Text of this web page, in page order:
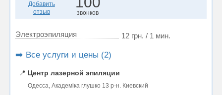
Добавить
отзыв
звонков
Электроэпиляция 12 грн. / 1 мин.
➡️ Все услуги и цены (2)
📍 Центр лазерной эпиляции
Одесса, Академіка глушко 13 р-н. Киевский